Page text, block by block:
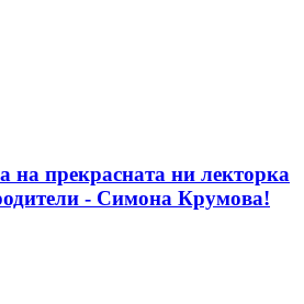
на прекрасната ни лекторка
- Симона Крумова!